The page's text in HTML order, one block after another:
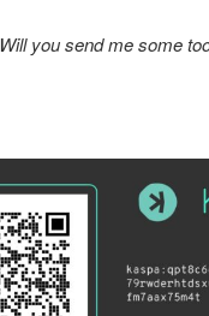
Will you send me some